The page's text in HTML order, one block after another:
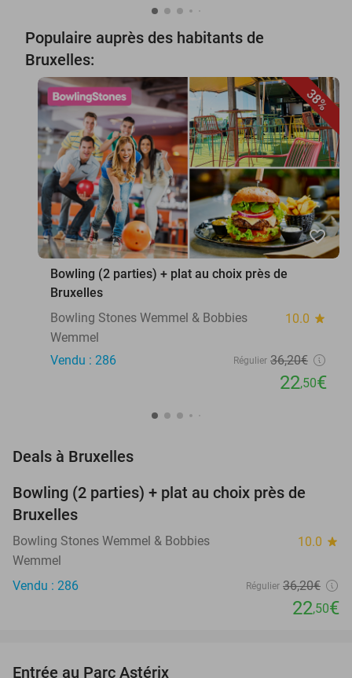
Populaire auprès des habitants de
Bruxelles:
38%
favorite_border
Bowling (2 parties) + plat au choix près de
Bruxelles
Bowling Stones Wemmel & Bobbies
10.0 star
Wemmel
Vendu : 286
Régulier 36,20€
22,50€
Deals à Bruxelles
38%
Bowling (2 parties) + plat au choix près de
Bruxelles
Bowling Stones Wemmel & Bobbies 10.0 star
Wemmel
Vendu : 286
Régulier 36,20€
22,50€
Entrée au Parc Astérix